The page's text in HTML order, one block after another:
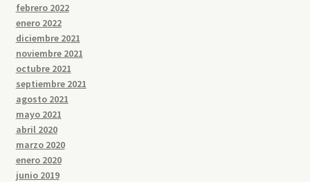
febrero 2022
enero 2022
diciembre 2021
noviembre 2021
octubre 2021
septiembre 2021
agosto 2021
mayo 2021
abril 2020
marzo 2020
enero 2020
junio 2019